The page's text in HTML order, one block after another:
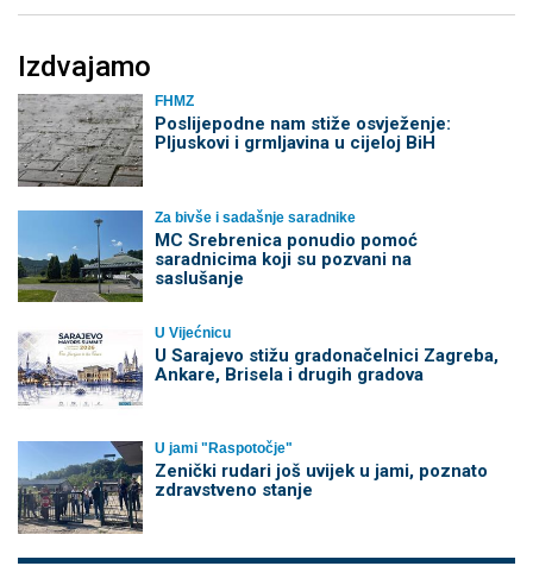
Izdvajamo
FHMZ
Poslijepodne nam stiže osvježenje:
Pljuskovi i grmljavina u cijeloj BiH
Za bivše i sadašnje saradnike
MC Srebrenica ponudio pomoć
saradnicima koji su pozvani na
saslušanje
U Vijećnicu
U Sarajevo stižu gradonačelnici Zagreba,
Ankare, Brisela i drugih gradova
U jami "Raspotočje"
Zenički rudari još uvijek u jami, poznato
zdravstveno stanje